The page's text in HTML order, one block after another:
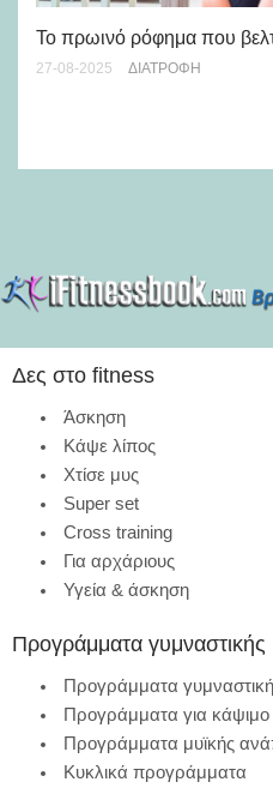
Το πρωινό ρόφημα που
27-08-2025 ΔΙΑΤΡΟΦΉ
Δες στο fitness
Άσκηση
Κάψε λίπος
Χτίσε μυς
Super set
Cross training
Για αρχάριους
Υγεία & άσκηση
Προγράμματα γυμναστικής
Προγράμματα
Προγράμματα για κάψιμο
Προγράμματα μυϊκής
Κυκλικά προγράμματα